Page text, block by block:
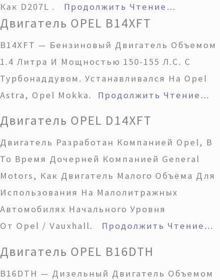
Как D207L . Продолжить Чтение…
Двигатель OPEL B14XFT
B14XFT — Бензиновый Двигатель Объемом
1.4 Литра И Мощностью 150-155 Л.с. С
Турбонаддувом. Устанавливался На Opel
Astra, Opel Mokka. Продолжить Чтение…
Двигатель OPEL D14XFT
Двигатель Разработан Компанией Opel, В
То Время Дочерней Компанией General
Motors, Как Двигатель Малого Объёма Для
Использования На Малолитражных
Автомобилях Начального Уровня
От Opel / Vauxhall. Продолжить Чтение…
Двигатель OPEL B16DTH
B16DTH — Дизельный Двигатель Объемом